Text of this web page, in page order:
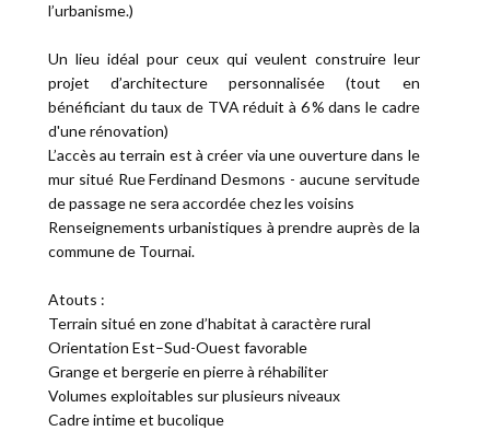
l’urbanisme.)
Un lieu idéal pour ceux qui veulent construire leur
projet d’architecture personnalisée (tout en
bénéficiant du taux de TVA réduit à 6 % dans le cadre
d'une rénovation)
L’accès au terrain est à créer via une ouverture dans le
mur situé Rue Ferdinand Desmons - aucune servitude
de passage ne sera accordée chez les voisins
Renseignements urbanistiques à prendre auprès de la
commune de Tournai.
Atouts :
Terrain situé en zone d’habitat à caractère rural
Orientation Est–Sud-Ouest favorable
Grange et bergerie en pierre à réhabiliter
Volumes exploitables sur plusieurs niveaux
Cadre intime et bucolique